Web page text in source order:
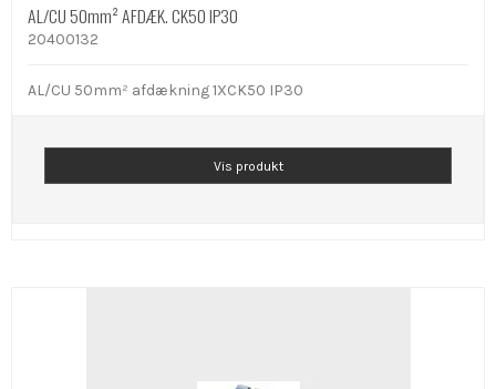
AL/CU 50mm² AFDÆK. CK50 IP30
20400132
AL/CU 50mm² afdækning 1XCK50 IP30
Vis produkt